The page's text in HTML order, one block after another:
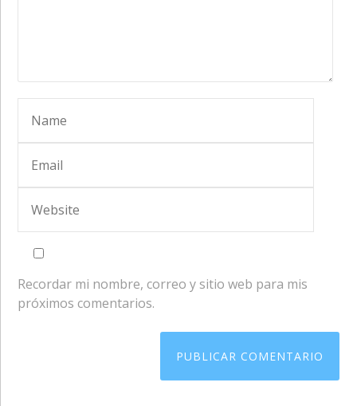
Recordar mi nombre, correo y sitio web para mis
próximos comentarios.